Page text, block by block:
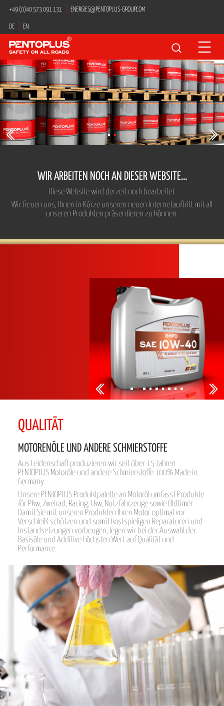
Navigation
überspringen
+49 (0)40 573 091 131
ENERGIES@PENTOPLUS-GROUP.COM
DE
EN
Suchbegriffe
WIR ARBEITEN NOCH AN DIESER WEBSITE...
Diese Website wird derzeit noch bearbeitet.
Wir freuen uns, Ihnen in Kürze unseren neuen Internetauftritt mit all
unseren Produkten präsentieren zu können.
QUALITÄT
MOTORENÖLE UND ANDERE SCHMIERSTOFFE
Aus Leidenschaft produzieren wir seit über 15 Jahren
PENTOPLUS Motoröle und andere Schmierstoffe 100% Made in
Germany.
Unsere PENTOPLUS Produktpalette an Motoröl umfasst Produkte
für Pkw, Zweirad, Racing, Lkw, Nutzfahrzeuge sowie Oldtimer.
Damit Sie mit unseren Produkten Ihren Motor optimal vor
Verschleiß schützen und somit kostspieligen Reparaturen und
Instandsetzungen vorbeugen, legen wir bei der Auswahl der
Basisöle und Additive höchsten Wert auf Qualität und
Performance.